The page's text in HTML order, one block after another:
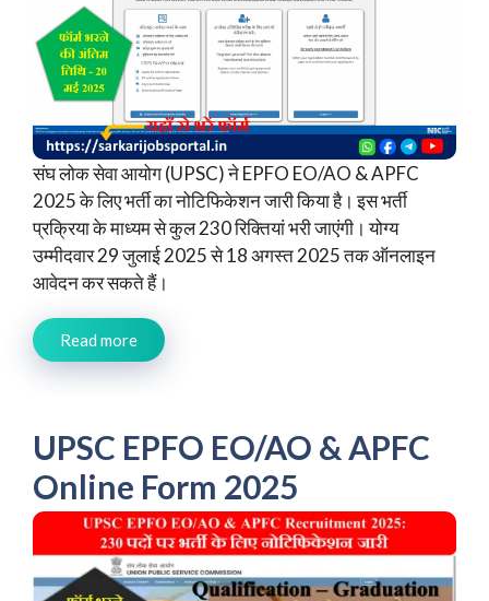
संघ लोक सेवा आयोग (UPSC) ने EPFO EO/AO & APFC
2025 के लिए भर्ती का नोटिफिकेशन जारी किया है। इस भर्ती
प्रक्रिया के माध्यम से कुल 230 रिक्तियां भरी जाएंगी। योग्य
उम्मीदवार 29 जुलाई 2025 से 18 अगस्त 2025 तक ऑनलाइन
आवेदन कर सकते हैं।
Read more
UPSC EPFO EO/AO & APFC
Online Form 2025